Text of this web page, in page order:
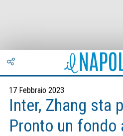
17 Febbraio 2023
Inter, Zhang sta
Pronto un fondo